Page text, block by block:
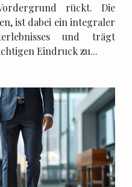
rückt. Die
ist dabei ein integraler
und trägt
Eindruck zu...